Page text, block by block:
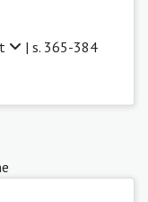
| s. 365-384